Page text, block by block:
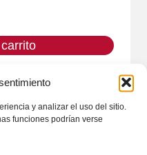
y analizar el uso del sitio.
funciones podrían verse